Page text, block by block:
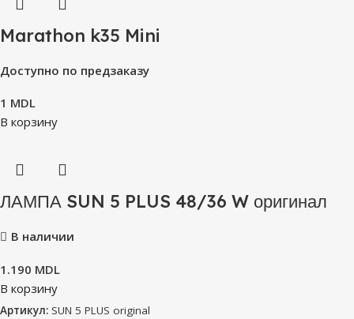
Marathon k35 Mini
Доступно по предзаказу
1 MDL
В корзину
ЛАМПА SUN 5 PLUS 48/36 W оригинал
В наличии
1.190 MDL
В корзину
Артикул: SUN 5 PLUS original